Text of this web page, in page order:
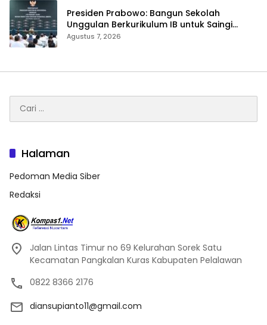
Presiden Prabowo: Bangun Sekolah
Unggulan Berkurikulum IB untuk Saingi
Dunia
Agustus 7, 2026
untuk:
Halaman
Pedoman Media Siber
Redaksi
Jalan Lintas Timur no 69 Kelurahan Sorek Satu
Kecamatan Pangkalan Kuras Kabupaten Pelalawan
0822 8366 2176
diansupianto11@gmail.com